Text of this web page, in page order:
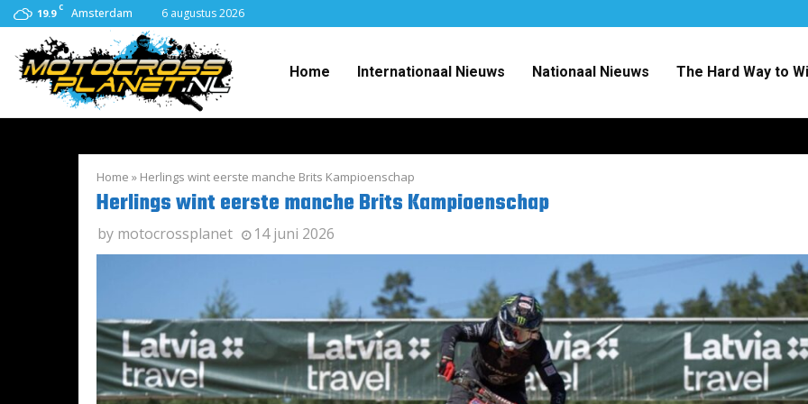
19.9 C Amsterdam 6 augustus 2026
Home Internationaal Nieuws Nationaal Nieuws The Hard Way to
Home » Herlings wint eerste manche Brits Kampioenschap
Herlings wint eerste manche Brits Kampioenschap
by motocrossplanet 14 juni 2026